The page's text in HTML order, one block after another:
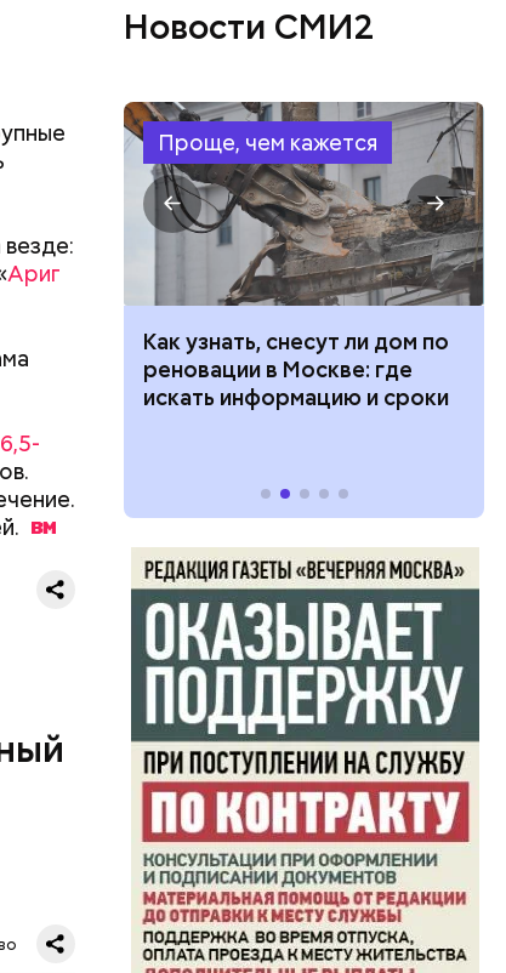
Ариг
6,5-
Новости СМИ2
Проще, чем кажется
при
Как узнать, снесут ли дом по
реновации в Москве: где
искать информацию и сроки